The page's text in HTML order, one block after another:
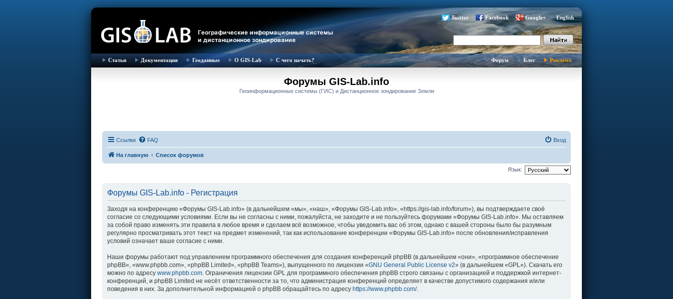
Twitter Facebook Google+ English
Статьи Документация Геоданные О GIS-Lab С чего начать? Форум Блог Реклама
Форумы GIS-Lab.info
Геоинформационные системы (ГИС) и Дистанционное зондирование Земли
Ссылки FAQ Вход
На главную Список форумов
Язык:
Форумы GIS-Lab.info - Регистрация
Заходя на конференцию «Форумы GIS-Lab.info» (в дальнейшем «мы», «наш», «Форумы GIS-Lab.info», «https://gis-lab.info/forum»), вы подтверждаете своё
согласие со следующими условиями. Если вы не согласны с ними, пожалуйста, не заходите и не пользуйтесь форумами «Форумы GIS-Lab.info». Мы оставляем
за собой право изменять эти правила в любое время и сделаем всё возможное, чтобы уведомить вас об этом, однако с вашей стороны было бы разумным
регулярно просматривать этот текст на предмет изменений, так как использование конференции «Форумы GIS-Lab.info» после обновления/исправления
условий означает ваше согласие с ними.
Наши форумы работают под управлением программного обеспечения для создания конференций phpBB (в дальнейшем «они», «программное обеспечение
phpBB», «www.phpbb.com», «phpBB Limited», «phpBB Teams»), выпущенного по лицензии «GNU General Public License v2» (в дальнейшем «GPL»). Скачать его
можно по адресу www.phpbb.com . Ограничения лицензии GPL для программного обеспечения phpBB строго связаны с организацией и поддержкой интернет-
конференций, и phpBB Limited не несёт ответственности за то, что администрация конференций определяет в качестве допустимого содержания и/или
поведения в них. За дополнительной информацией о phpBB обращайтесь по адресу https://www.phpbb.com/.